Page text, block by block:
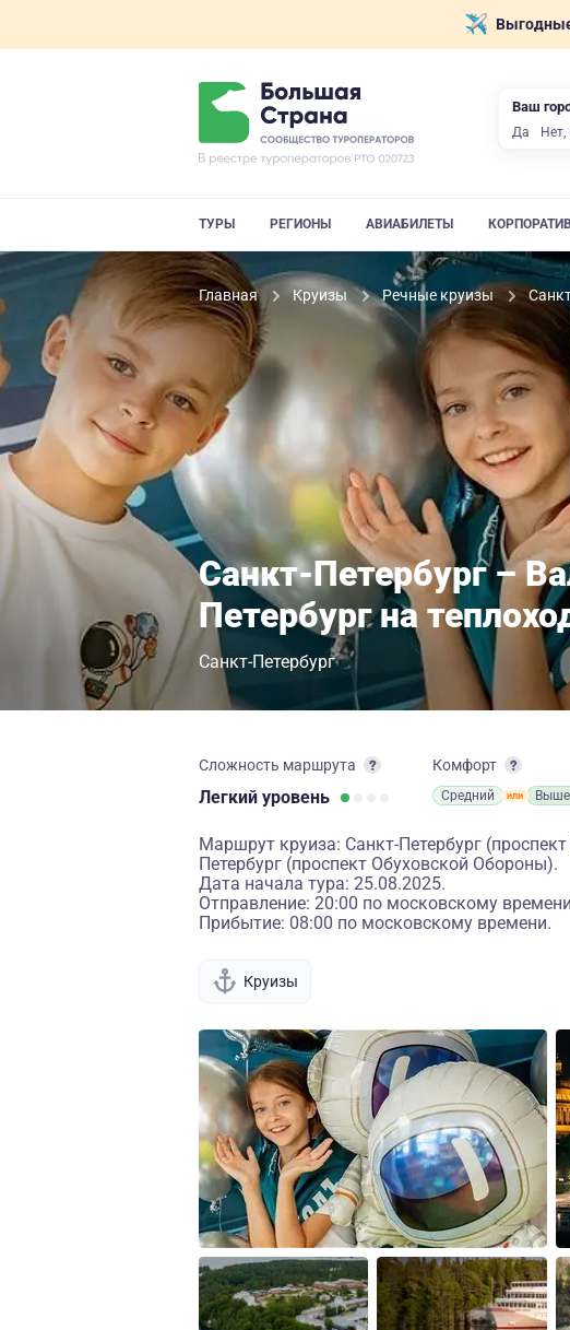
ТУРЫ РЕГИОНЫ АВИАБИЛЕТЫ
Главная Круизы Речные круизы
Санкт-Петербург –
Петербург на
Санкт-Петербург
Сложность маршрута
Легкий уровень
Комфорт
Средний Выше
Маршрут круиза: Санкт-Петербург
Петербург (проспект Обуховской Обороны).
Дата начала тура: 25.08.2025.
Отправление: 20:00 по московскому
Прибытие: 08:00 по московскому времени.
Круизы
Ваш
Да Нет,